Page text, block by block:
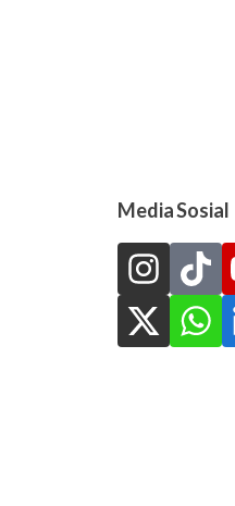
Media Sosial